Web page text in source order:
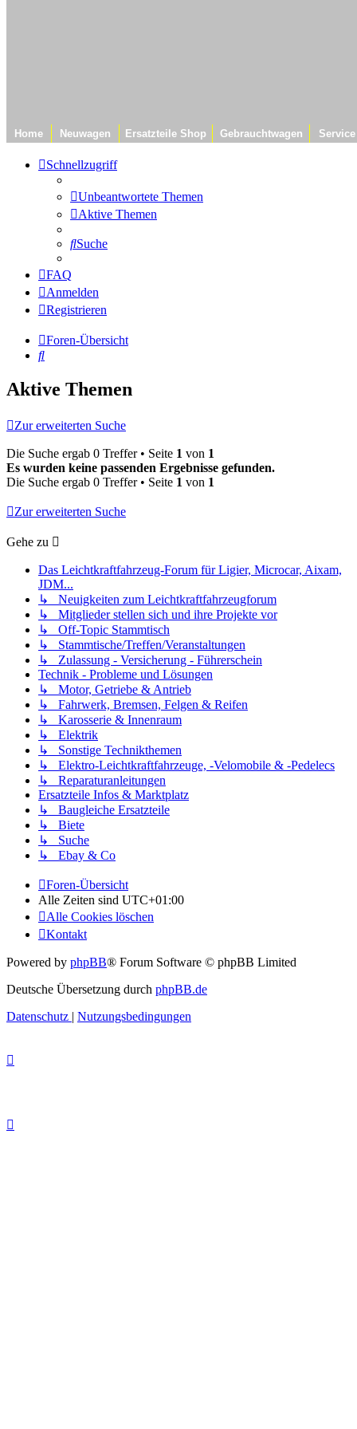
Home Neuwagen Ersatzteile Shop Gebrauchtwagen Service
Schnellzugriff
Unbeantwortete Themen
Aktive Themen
Suche
FAQ
Anmelden
Registrieren
Foren-Übersicht
Suche
Aktive Themen
Zur erweiterten Suche
Die Suche ergab 0 Treffer • Seite 1 von 1
Es wurden keine passenden Ergebnisse gefunden.
Die Suche ergab 0 Treffer • Seite 1 von 1
Zur erweiterten Suche
Gehe zu
Das Leichtkraftfahrzeug-Forum für Ligier, Microcar, Aixam,
JDM...
↳ Neuigkeiten zum Leichtkraftfahrzeugforum
↳ Mitglieder stellen sich und ihre Projekte vor
↳ Off-Topic Stammtisch
↳ Stammtische/Treffen/Veranstaltungen
↳ Zulassung - Versicherung - Führerschein
Technik - Probleme und Lösungen
↳ Motor, Getriebe & Antrieb
↳ Fahrwerk, Bremsen, Felgen & Reifen
↳ Karosserie & Innenraum
↳ Elektrik
↳ Sonstige Technikthemen
↳ Elektro-Leichtkraftfahrzeuge, -Velomobile & -Pedelecs
↳ Reparaturanleitungen
Ersatzteile Infos & Marktplatz
↳ Baugleiche Ersatzteile
↳ Biete
↳ Suche
↳ Ebay & Co
Foren-Übersicht
Alle Zeiten sind UTC+01:00
Alle Cookies löschen
Kontakt
Powered by phpBB® Forum Software © phpBB Limited
Deutsche Übersetzung durch phpBB.de
Datenschutz | Nutzungsbedingungen